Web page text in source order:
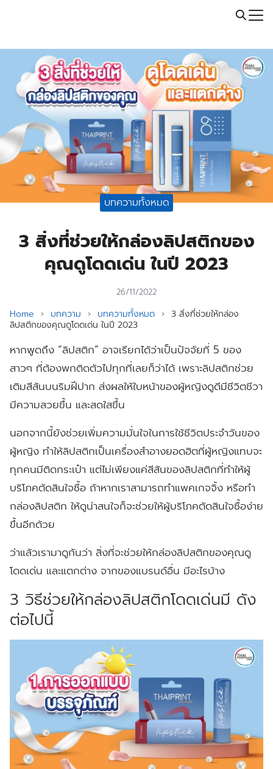
Call: 064-246-5614 | Line: @thaiprintshop
for:
บทความทั้งหมด
3 สิ่งที่ช่วยให้กล่องลิปสติกของ
คุณดูโดดเด่น ในปี 2023
26/11/2022
Home › บทความ › บทความทั้งหมด › 3 สิ่งที่ช่วยให้กล่อง
ลิปสติกของคุณดูโดดเด่น ในปี 2023
หากพูดถึง “ลิปสติก” อาจเรียกได้ว่าเป็นปัจจัยที่ 5 ของ
สาวๆ ที่ต้องพกติดตัวไปทุกที่เลยก็ว่าได้ เพราะลิปสติกช่วย
เติมสีสันบนริมฝีปาก ส่งผลให้ใบหน้าของผู้หญิงดูดีมีชีวิตชีวา
มีความสวยขึ้น และสดใสขึ้น
นอกจากนี้ยังช่วยเพิ่มความมั่นใจในการใช้ชีวิตประจำวันของ
ผู้หญิง ทำให้ลิปสติกเป็นเครื่องสำอางยอดฮิตที่ผู้หญิงแทบจะ
ทุกคนมีติดกระเป๋า แต่ไม่เพียงแค่สีสันของลิปสติกที่ทำให้ผู้
บริโภคตัดสินใจซื้อ ถ้าหากเราสามารถทำแพคเกจจิ้ง หรือทำ
กล่องลิปสติก ให้ดูน่าสนใจก็จะช่วยให้ผู้บริโภคตัดสินใจซื้อง่าย
ขึ้นอีกด้วย
ว่าแล้วเรามาดูกันว่า สิ่งที่จะช่วยให้กล่องลิปสติกของคุณดู
โดดเด่น และแตกต่าง จากของแบรนด์อื่น มีอะไรบ้าง
3 วิธีช่วยให้กล่องลิปสติกโดดเด่นมี ดัง
ต่อไปนี้